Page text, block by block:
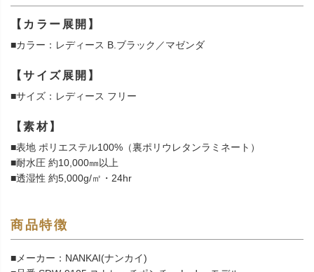
【カラー展開】
■カラー：レディース B.ブラック／マゼンダ
【サイズ展開】
■サイズ：レディース フリー
【素材】
■表地 ポリエステル100%（裏ポリウレタンラミネート）
■耐水圧 約10,000㎜以上
■透湿性 約5,000g/㎡・24hr
商品特徴
■メーカー：NANKAI(ナンカイ)